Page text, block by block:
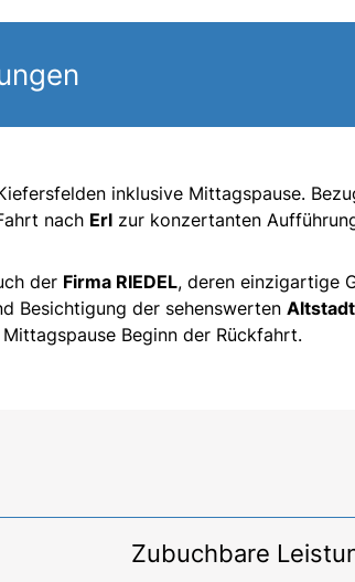
inklusive Mittagspause.
nach Erl zur konzertanten
der Firma RIEDEL, deren einzigartige
Besichtigung der sehenswerten
Beginn der Rückfahrt.
Zubuchbare